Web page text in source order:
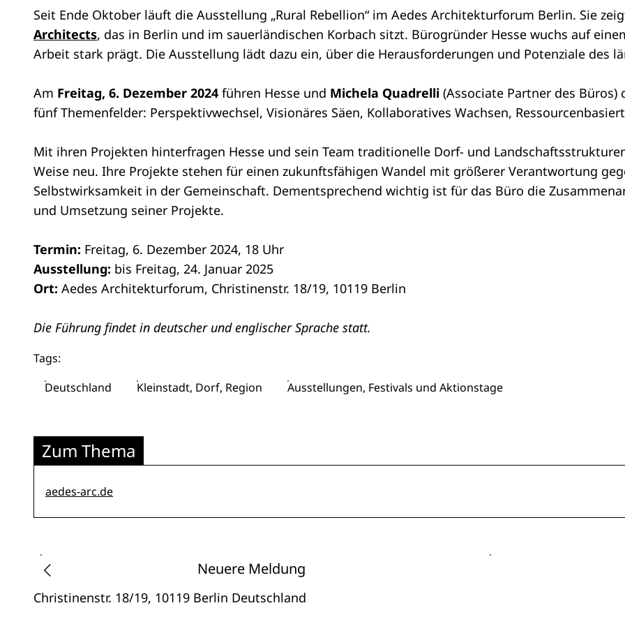
Seit Ende Oktober läuft die Ausstellung „Rural Rebellion“ im Aedes Architekturforum Berlin. Sie
Architects, das in Berlin und im sauerländischen Korbach sitzt. Bürogründer Hesse wuchs auf
Arbeit stark prägt. Die Ausstellung lädt dazu ein, über die Herausforderungen und Potenziale des
Am Freitag, 6. Dezember 2024 führen Hesse und Michela Quadrelli (Associate Partner des
fünf Themenfelder: Perspektivwechsel, Visionäres Säen, Kollaboratives Wachsen,
Mit ihren Projekten hinterfragen Hesse und sein Team traditionelle Dorf- und
Weise neu. Ihre Projekte stehen für einen zukunftsfähigen Wandel mit größerer Verantwortung
Selbstwirksamkeit in der Gemeinschaft. Dementsprechend wichtig ist für das Büro die
und Umsetzung seiner Projekte.
Termin: Freitag, 6. Dezember 2024, 18 Uhr
Ausstellung: bis Freitag, 24. Januar 2025
Ort: Aedes Architekturforum, Christinenstr. 18/19, 10119 Berlin
Die Führung findet in deutscher und englischer Sprache statt.
Tags:
Deutschland
Kleinstadt, Dorf, Region Ausstellungen, Festivals und Aktionstage
Zum Thema
aedes-arc.de
Neuere Meldung
Christinenstr. 18/19, 10119 Berlin Deutschland